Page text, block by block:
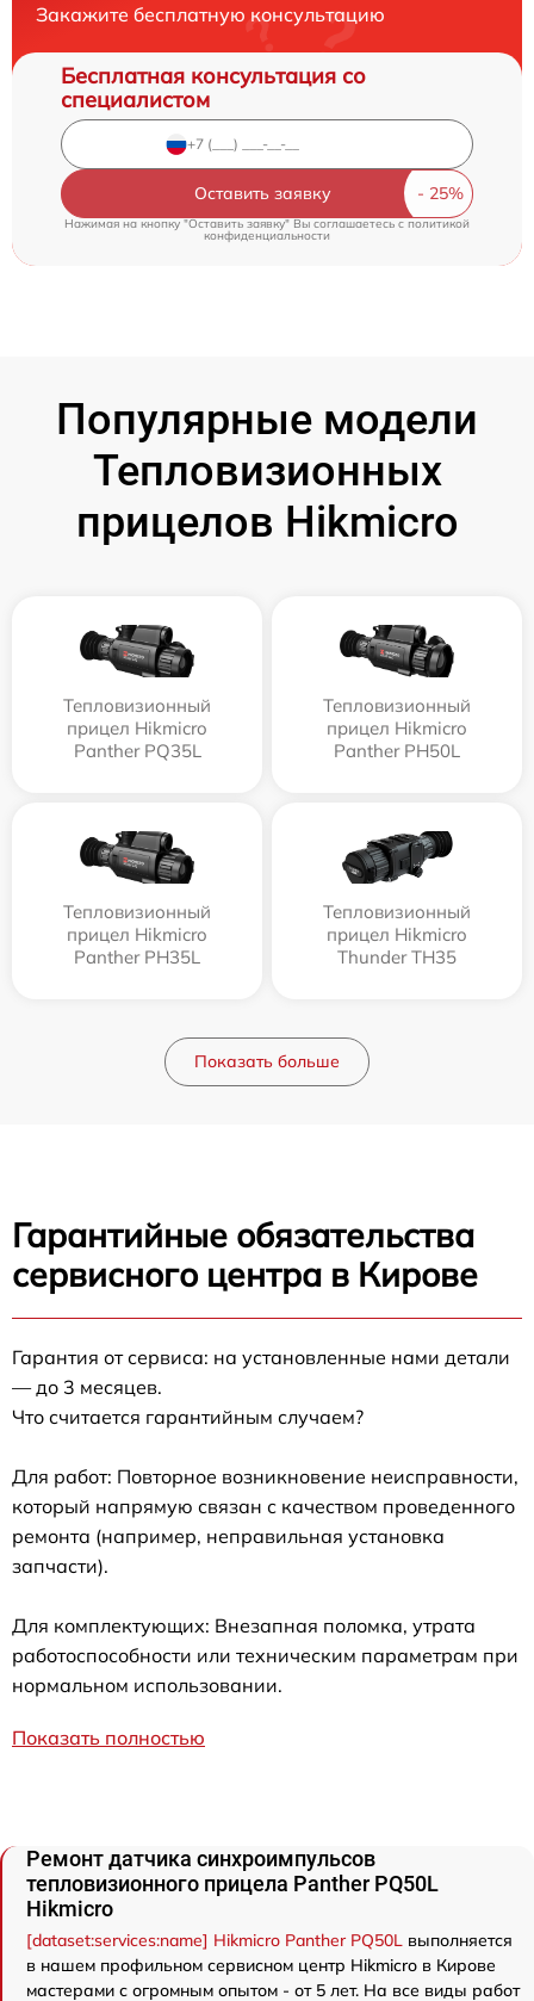
Закажите бесплатную консультацию
Бесплатная консультация со
специалистом
Оставить заявку
Нажимая на кнопку "Оставить заявку" Вы соглашаетесь cполитикой
конфиденциальности
Популярные модели
Тепловизионных
прицелов Hikmicro
Тепловизионный
прицел Hikmicro
Panther PQ35L
Тепловизионный
прицел Hikmicro
Panther PH50L
Тепловизионный
прицел Hikmicro
Panther PH35L
Тепловизионный
прицел Hikmicro
Thunder TH35
Показать больше
Гарантийные обязательства
сервисного центра в Кирове
Гарантия от сервиса: на установленные нами детали
— до 3 месяцев.
Что считается гарантийным случаем?
Для работ: Повторное возникновение неисправности,
который напрямую связан с качеством проведенного
ремонта (например, неправильная установка
запчасти).
Для комплектующих: Внезапная поломка, утрата
работоспособности или техническим параметрам при
нормальном использовании.
Показать полностью
Ремонт датчика синхроимпульсов
тепловизионного прицела Panther PQ50L
Hikmicro
[dataset:services:name] Hikmicro Panther PQ50L выполняется
в нашем профильном сервисном центр Hikmicro в Кирове
мастерами с огромным опытом - от 5 лет. На все виды работ